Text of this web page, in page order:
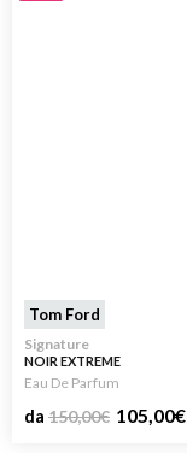
Tom Ford
Signature
NOIR EXTREME
Eau De Parfum
da 150,00€ 105,00€